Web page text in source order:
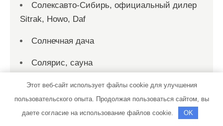
Солексавто-Сибирь, официальный дилер
Sitrak, Howo, Daf
Солнечная дача
Солярис, сауна
СтартерОк
Этот веб-сайт использует файлы cookie для улучшения
пользовательского опыта. Продолжая пользоваться сайтом, вы
даете согласие на использование файлов cookie.
OK